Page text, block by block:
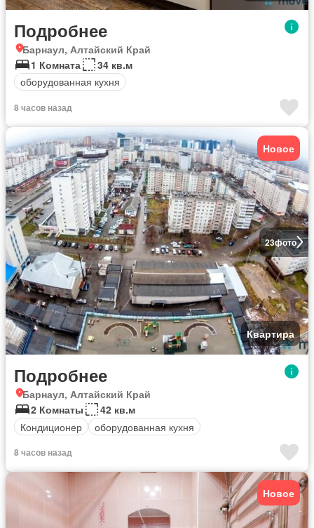
Подробнее
Барнаул, Алтайский Край
1 Комната
34 кв.м
оборудованная кухня
8 часов назад
23фото
Новое
Квартира
Подробнее
Барнаул, Алтайский Край
2 Комнаты
42 кв.м
Кондиционер
оборудованная кухня
8 часов назад
Новое